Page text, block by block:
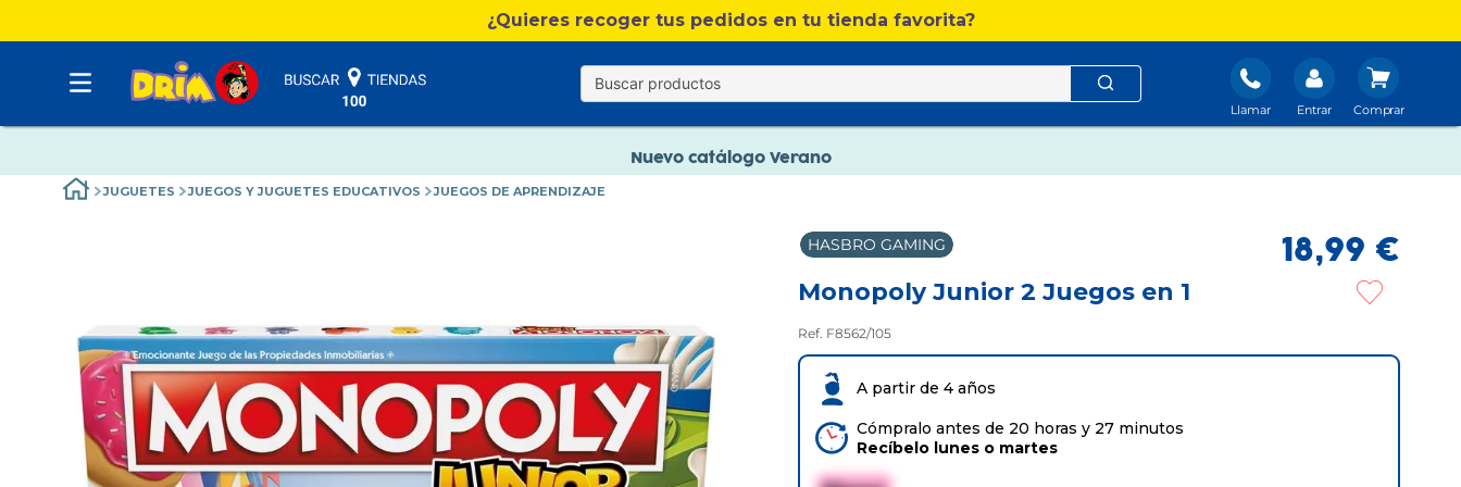
¿Quieres recoger tus pedidos en tu tienda favorita?
Llamar Entrar
Envío gratis. A partir de 60€(excepto Baleares)
Paga en 3 plazos sin intereses
Paga en 3 plazos sin intereses
JUGUETES JUEGOS Y JUGUETES EDUCATIVOS JUEGOS DE APRENDIZAJE
HASBRO GAMING 18,99 €
Monopoly Junior 2 Juegos en 1
Ref. F8562/105
A partir de 4 años
Cómpralo antes de 20 horas y 27 minutos
Recíbelo lunes o martes